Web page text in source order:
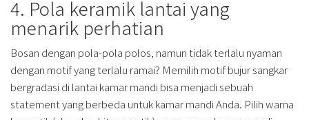
4. Pola keramik lantai yang
menarik perhatian
Bosan dengan pola-pola polos, namun tidak terlalu nyaman
dengan motif yang terlalu ramai? Memilih motif bujur sangkar
bergradasi di lantai kamar mandi bisa menjadi sebuah
statement yang berbeda untuk kamar mandi Anda. Pilih warna